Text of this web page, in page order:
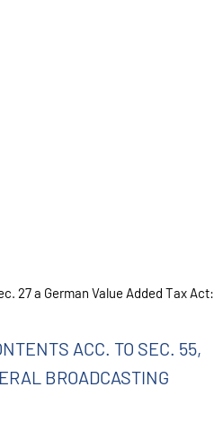
27 a German Value Added Tax Act:
ACC. TO SEC. 55,
BROADCASTING